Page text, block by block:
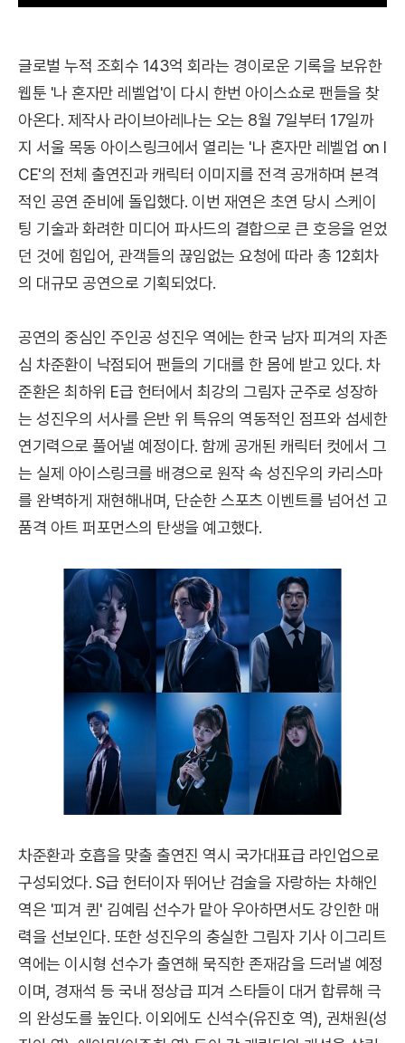
글로벌 누적 조회수 143억 회라는 경이로운 기록을 보유한
웹툰 '나 혼자만 레벨업'이 다시 한번 아이스쇼로 팬들을 찾
아온다. 제작사 라이브아레나는 오는 8월 7일부터 17일까
지 서울 목동 아이스링크에서 열리는 '나 혼자만 레벨업 on I
CE'의 전체 출연진과 캐릭터 이미지를 전격 공개하며 본격
적인 공연 준비에 돌입했다. 이번 재연은 초연 당시 스케이
팅 기술과 화려한 미디어 파사드의 결합으로 큰 호응을 얻었
던 것에 힘입어, 관객들의 끊임없는 요청에 따라 총 12회차
의 대규모 공연으로 기획되었다.
공연의 중심인 주인공 성진우 역에는 한국 남자 피겨의 자존
심 차준환이 낙점되어 팬들의 기대를 한 몸에 받고 있다. 차
준환은 최하위 E급 헌터에서 최강의 그림자 군주로 성장하
는 성진우의 서사를 은반 위 특유의 역동적인 점프와 섬세한
연기력으로 풀어낼 예정이다. 함께 공개된 캐릭터 컷에서 그
는 실제 아이스링크를 배경으로 원작 속 성진우의 카리스마
를 완벽하게 재현해내며, 단순한 스포츠 이벤트를 넘어선 고
품격 아트 퍼포먼스의 탄생을 예고했다.
차준환과 호흡을 맞출 출연진 역시 국가대표급 라인업으로
구성되었다. S급 헌터이자 뛰어난 검술을 자랑하는 차해인
역은 '피겨 퀸' 김예림 선수가 맡아 우아하면서도 강인한 매
력을 선보인다. 또한 성진우의 충실한 그림자 기사 이그리트
역에는 이시형 선수가 출연해 묵직한 존재감을 드러낼 예정
이며, 경재석 등 국내 정상급 피겨 스타들이 대거 합류해 극
의 완성도를 높인다. 이외에도 신석수(유진호 역), 권채원(성